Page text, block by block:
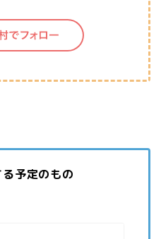
予定のもの